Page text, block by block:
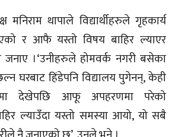
मनिराम थापाले विद्यार्थीहरुले गृहकार्य
र आफै यस्तो विषय बाहिर ल्याएर
।‘उनीहरुले होमवर्क नगरी बसेका
घरबाट हिंडेपनि विद्यालय पुगेनन्, केही
देखेपछि आफू अपहरणमा परेको
ल्याउँदा यस्तो समस्या आयो, यो सबै